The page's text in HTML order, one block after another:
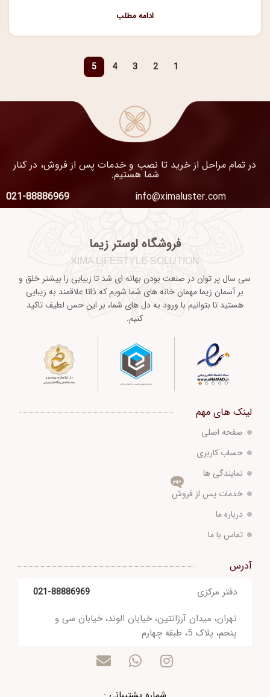
ادامه مطلب
1
2
3
4
5
در تمام مراحل از خرید تا نصب و خدمات پس از فروش، در کنار
شما هستیم.
info@ximaluster.com
021-88886969
فروشگاه لوستر زیما
XIMA LIFESTYLE SOLUTION
سی سال پر توان در صنعت بودن بهانه ای شد تا زیبایی را بیشتر خلق و
بر آسمان زیما مهمان خانه های شما شویم که ذاتا علاقمند به زیبایی
هستید تا بتوانیم با ورود به دل های شما، بر این حس لطیف تاکید
کنیم.
لینک های مهم
صفحه اصلی
حساب کاربری
نمایندگی ها
خدمات پس از فروش
مهم
درباره ما
تماس با ما
آدرس
دفتر مرکزی
021-88886969
تهران، میدان آرژانتین، خیابان الوند، خیابان سی و
پنجم، پلاک 5، طبقه چهارم